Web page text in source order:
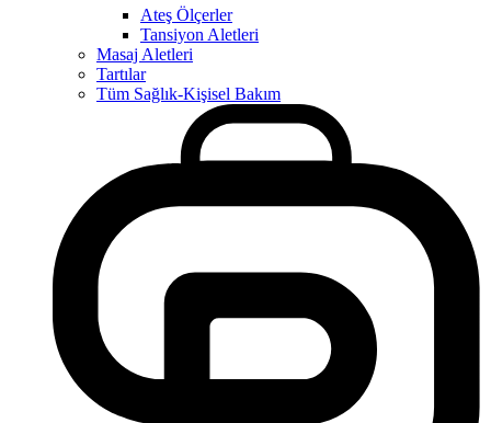
Ateş Ölçerler
Tansiyon Aletleri
Masaj Aletleri
Tartılar
Tüm Sağlık-Kişisel Bakım